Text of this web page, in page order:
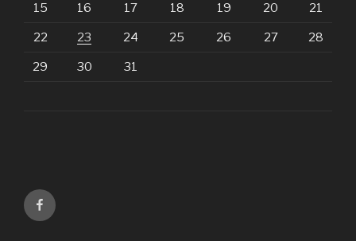
15 16 17 18 19 20 21
22 23 24 25 26 27 28
29 30 31
Facebook